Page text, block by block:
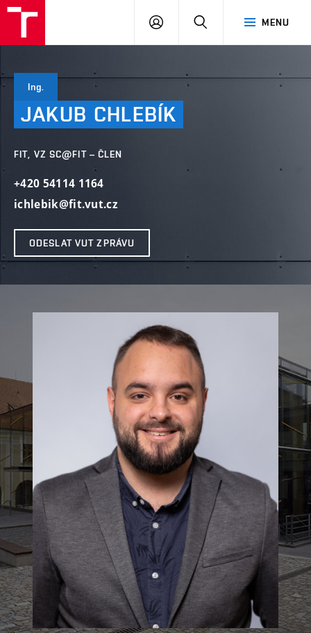
MENU
PŘIHLÁSIT
Ing.
JAKUB CHLEBÍK
FIT, VZ SC@FIT – ČLEN
+420 54114 1164
ichlebik@fit.vut.cz
ODESLAT VUT ZPRÁVU